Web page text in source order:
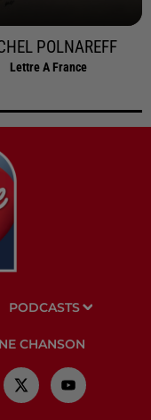
POLNAREFF
Lettre A France
PODCASTS
CHANSON